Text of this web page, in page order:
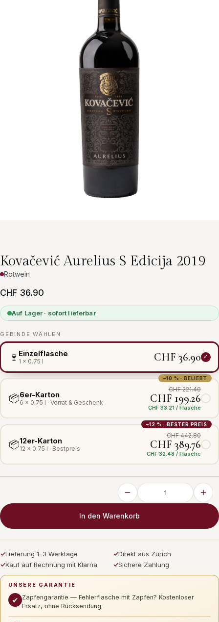
Kovačević Aurelius S Edicija 2019
Rotwein
CHF 36.90
Auf Lager · sofort lieferbar
GEBINDE WÄHLEN
🍷 Einzelflasche
1 × 0.75 l CHF 36.90
−10 % · BELIEBT
📦6er-Karton
6 × 0.75 l · Vorrat & Geschenk
CHF 221.40
CHF 199.26
CHF 33.21 / Flasche
−12 % · BESTER PREIS
📦12er-Karton
12 × 0.75 l · Bestpreis
CHF 442.80
CHF 389.76
CHF 32.48 / Flasche
In den Warenkorb
✓Lieferung 1–3 Werktage ✓Direkt aus Zürich
✓Kauf auf Rechnung mit Klarna ✓Sichere Zahlung
UNSERE GARANTIE
✔
Zapfengarantie — Fehlerflasche mit Zapfen? Kostenloser
Ersatz, ohne Rücksendung.